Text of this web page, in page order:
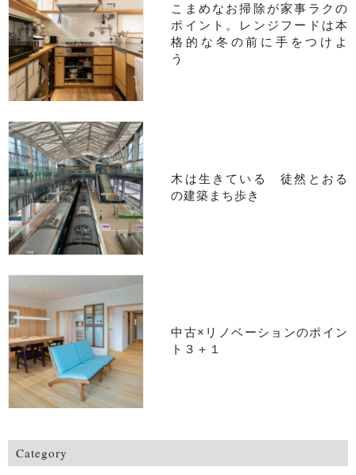
こまめなお掃除が家事ラクの
ポイント。レンジフードは本
格的な冬の前に手をつけよ
う
木は生きている 徒然とおる
の建築まち歩き
中古×リノベーションのポイン
ト３＋１
Category